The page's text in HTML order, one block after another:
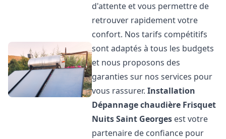
d'attente et vous permettre de
retrouver rapidement votre
confort. Nos tarifs compétitifs
sont adaptés à tous les budgets
et nous proposons des
garanties sur nos services pour
vous rassurer.Installation
Dépannage chaudière Frisquet
Nuits Saint Georges est votre
partenaire de confiance pour